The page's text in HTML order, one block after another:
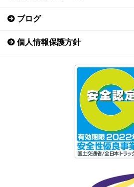
ブログ
個人情報保護方針